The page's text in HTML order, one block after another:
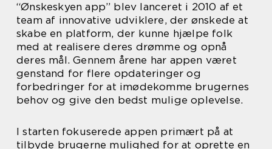
“Ønskeskyen app” blev lanceret i 2010 af et
team af innovative udviklere, der ønskede at
skabe en platform, der kunne hjælpe folk
med at realisere deres drømme og opnå
deres mål. Gennem årene har appen været
genstand for flere opdateringer og
forbedringer for at imødekomme brugernes
behov og give den bedst mulige oplevelse.
I starten fokuserede appen primært på at
tilbyde brugerne mulighed for at oprette en